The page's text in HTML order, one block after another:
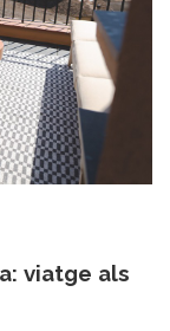
viatge als